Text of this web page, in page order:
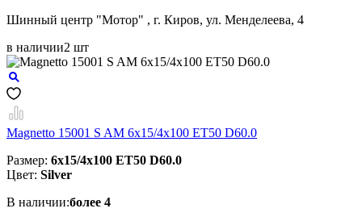
Шинный центр "Мотор" , г. Киров, ул. Менделеева, 4
в наличии2 шт
Magnetto 15001 S AM 6x15/4x100 ET50 D60.0
Размер: 6x15/4x100 ET50 D60.0
Цвет: Silver
В наличии:более 4